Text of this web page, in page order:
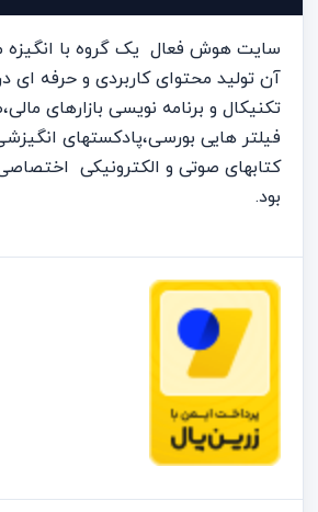
سایت هوش فعال یک گروه با
آن تولید محتوای کاربردی و حرفه ای
تکنیکال و برنامه نویسی بازارهای
فیلتر هایی بورسی،پادکستهای
کتابهای صوتی و الکترونیکی
بود.